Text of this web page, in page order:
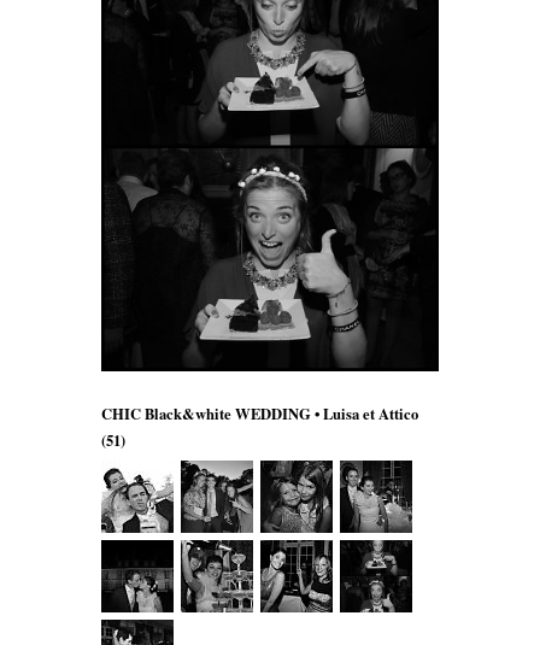
CHIC Black&white WEDDING • Luisa et Attico
(51)